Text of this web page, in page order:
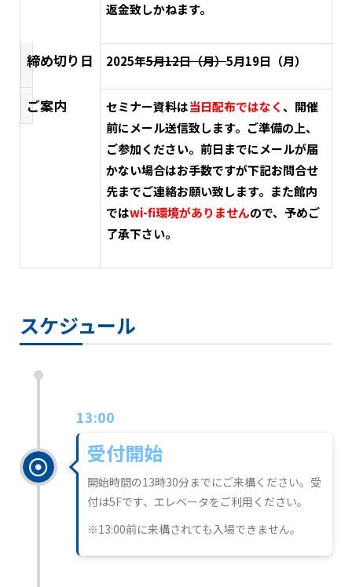
返金致しかねます。
締め切り日 2025年5月12日（月）5月19日（月）
ご案内 セミナー資料は当日配布ではなく、開催
前にメール送信致します。 ご準備の上、
ご参加ください。前日までにメールが届
かない場合はお手数ですが下記お問合せ
先までご連絡お願い致します。また館内
ではwi-fi環境がありませんので、予めご
了承下さい。
スケジュール
13:00
受付開始
開始時間の13時30分までにご来構ください。受
付は5Fです、エレベータをご利用ください。
※13:00前に来構されても入場できません。